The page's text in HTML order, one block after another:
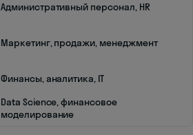
Административный персонал, HR
Маркетинг, продажи, менеджмент
Финансы, аналитика, IT
Data Science, финансовое
моделирование